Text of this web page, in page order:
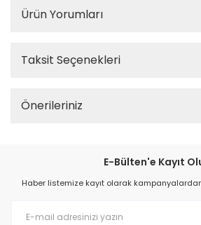
Ürün Yorumları
Taksit Seçenekleri
Önerileriniz
E-Bülten'e Kayıt
Haber listemize kayıt olarak